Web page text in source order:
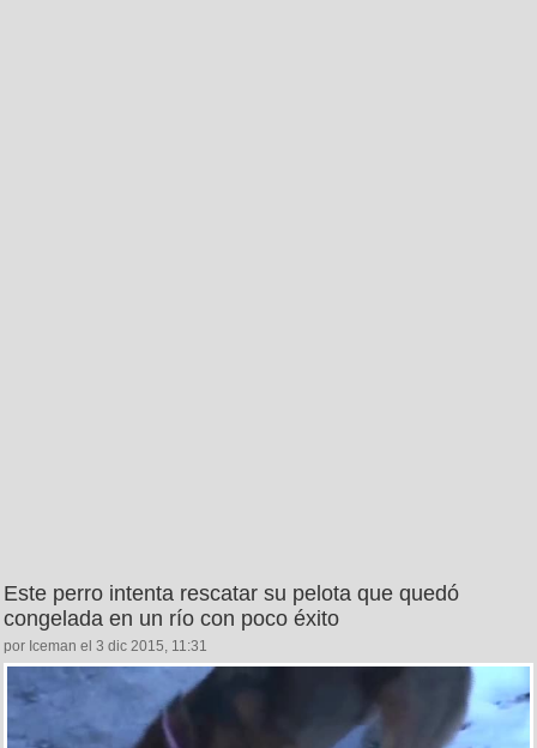
Este perro intenta rescatar su pelota que quedó
congelada en un río con poco éxito
por Iceman el 3 dic 2015, 11:31